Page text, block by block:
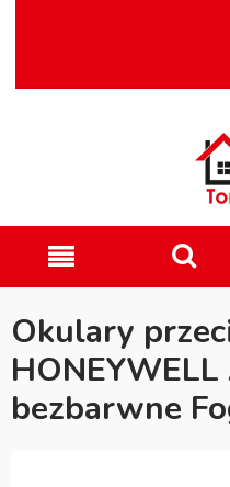
Okulary
bezbarwne